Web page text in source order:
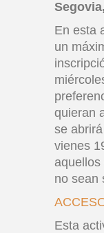
En esta
un
quieran
se
vienes
no sean
Esta